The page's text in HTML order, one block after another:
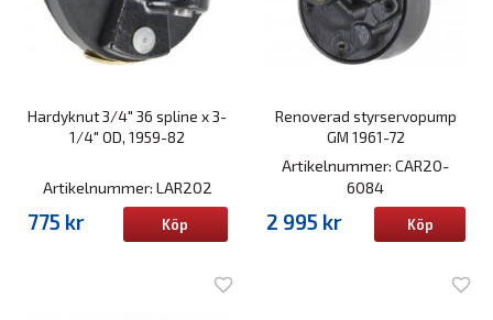
Hardyknut 3/4" 36 spline x 3-
1/4" OD, 1959-82
Artikelnummer: LAR202
775 kr Köp
Renoverad styrservopump
GM 1961-72
Artikelnummer: CAR20-
6084
2 995 kr Köp